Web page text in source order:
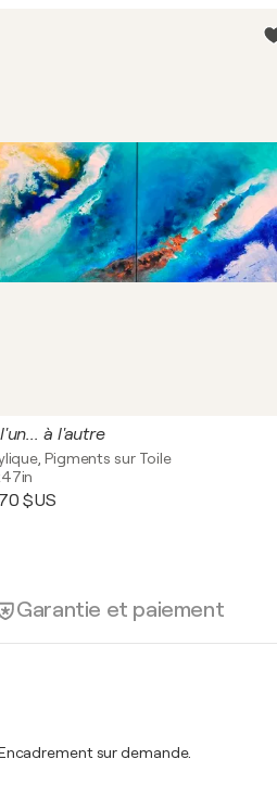
à l'autre
Pigments sur Toile
$US
Garantie et paiement
sur demande.